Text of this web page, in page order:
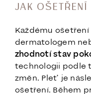
JAK
Každému
dermatologem
zhodnotí stav
technologii podle
změn. Pleť je
ošetření. Během